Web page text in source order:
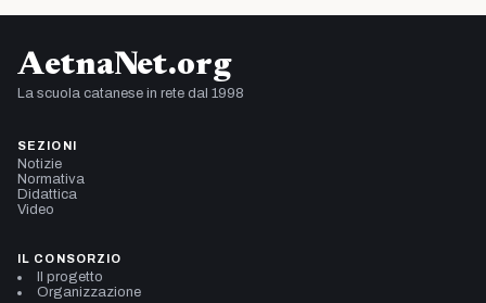
AetnaNet.org
La scuola catanese in rete dal 1998
SEZIONI
Notizie
Normativa
Didattica
Video
IL CONSORZIO
Il progetto
Organizzazione